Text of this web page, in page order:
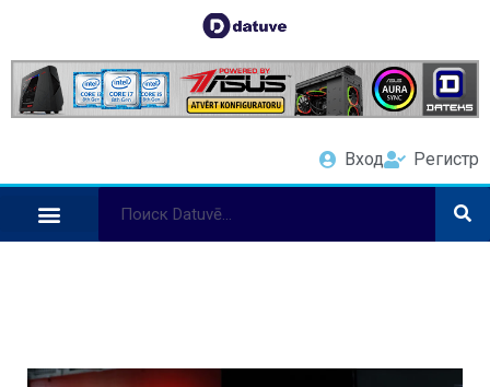
Вход Регистр